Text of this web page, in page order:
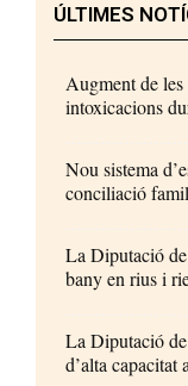
ÚLTIMES
Augment de
intoxicacions
Nou sistema
conciliació
La Diputació
bany en rius i
La Diputació
d’alta capacitat